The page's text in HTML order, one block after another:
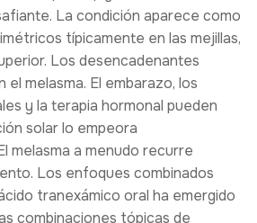
La condición aparece como
típicamente en las mejillas,
Los desencadenantes
el melasma. El embarazo, los
y la terapia hormonal pueden
solar lo empeora
melasma a menudo recurre
Los enfoques combinados
tranexámico oral ha emergido
combinaciones tópicas de